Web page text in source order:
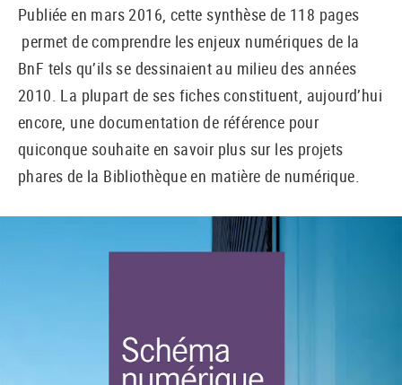
Publiée en mars 2016, cette synthèse de 118 pages
permet de comprendre les enjeux numériques de la
BnF tels qu’ils se dessinaient au milieu des années
2010. La plupart de ses fiches constituent, aujourd’hui
encore, une documentation de référence pour
quiconque souhaite en savoir plus sur les projets
phares de la Bibliothèque en matière de numérique.